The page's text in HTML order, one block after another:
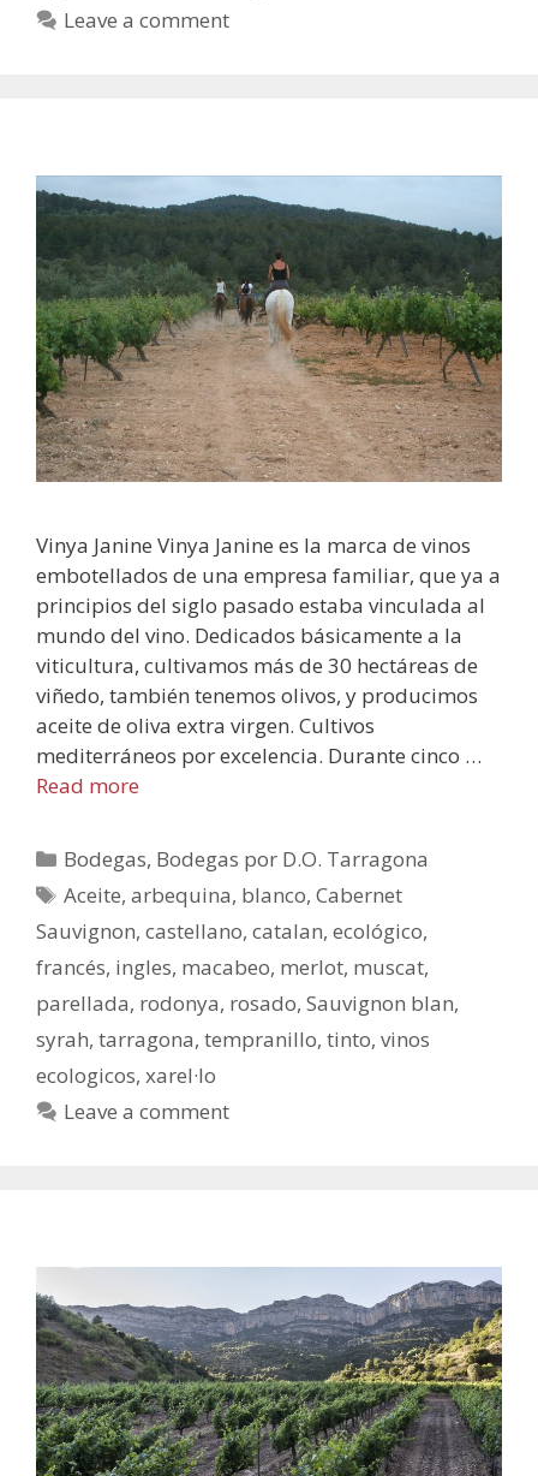
Leave a comment
Vinya Janine Vinya Janine es la marca de vinos
embotellados de una empresa familiar, que ya a
principios del siglo pasado estaba vinculada al
mundo del vino. Dedicados básicamente a la
viticultura, cultivamos más de 30 hectáreas de
viñedo, también tenemos olivos, y producimos
aceite de oliva extra virgen. Cultivos
mediterráneos por excelencia. Durante cinco …
Read more
Bodegas, Bodegas por D.O. Tarragona
Aceite,arbequina, blanco,Cabernet
Sauvignon, castellano, catalan, ecológico,
francés, ingles, macabeo, merlot, muscat,
parellada, rodonya, rosado, Sauvignon blan,
syrah, tarragona, tempranillo, tinto, vinos
ecologicos, xarel·lo
Leave a comment